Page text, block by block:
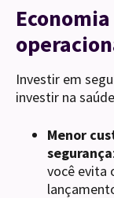
Investir em
investir na
Menor
segurança
você evita